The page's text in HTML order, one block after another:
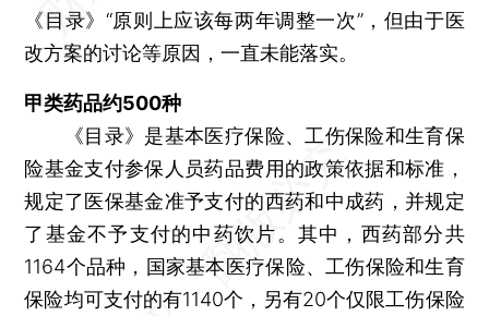
《目录》“原则上应该每两年调整一次”，但由于医
改方案的讨论等原因，一直未能落实。
甲类药品约500种
《目录》是基本医疗保险、工伤保险和生育保
险基金支付参保人员药品费用的政策依据和标准，
规定了医保基金准予支付的西药和中成药，并规定
了基金不予支付的中药饮片。其中，西药部分共
1164个品种，国家基本医疗保险、工伤保险和生育
保险均可支付的有1140个，另有20个仅限工伤保险